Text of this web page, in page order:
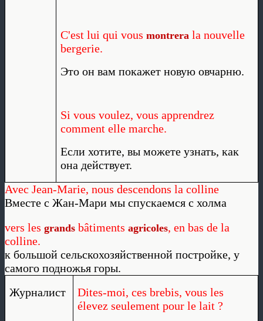
C'est lui qui vous montrera la nouvelle
bergerie.
Это он вам покажет новую овчарню.
Si vous voulez, vous apprendrez
comment elle marche.
Если хотите, вы можете узнать, как
она действует.
Avec Jean-Marie, nous descendons la colline
Вместе с Жан-Мари мы спускаемся с холма
vers les grands bâtiments agricoles, en bas de la
colline.
к большой сельскохозяйственной постройке, у
самого подножья горы.
Журналист
Dites-moi, ces brebis, vous les
élevez seulement pour le lait ?